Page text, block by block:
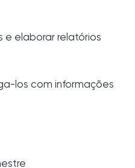
e elaborar relatórios
los com informações